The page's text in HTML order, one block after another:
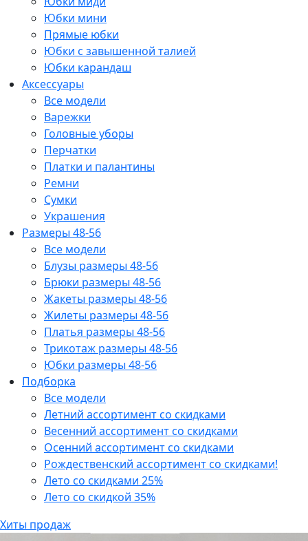
Юбки мини
Прямые юбки
Юбки с завышенной талией
Юбки карандаш
Аксессуары
Все модели
Варежки
Головные уборы
Перчатки
Платки и палантины
Ремни
Сумки
Украшения
Размеры 48-56
Все модели
Блузы размеры 48-56
Брюки размеры 48-56
Жакеты размеры 48-56
Жилеты размеры 48-56
Платья размеры 48-56
Трикотаж размеры 48-56
Юбки размеры 48-56
Подборка
Все модели
Летний ассортимент со скидками
Весенний ассортимент со скидками
Осенний ассортимент со скидками
Рождественский ассортимент со скидками!
Лето со скидками 25%
Лето со скидкой 35%
Хиты продаж